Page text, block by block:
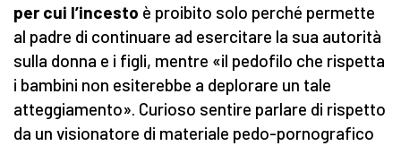
per cui l’incesto è proibito solo perché permette
al padre di continuare ad esercitare la sua autorità
sulla donna e i figli, mentre «il pedofilo che rispetta
i bambini non esiterebbe a deplorare un tale
atteggiamento». Curioso sentire parlare di rispetto
da un visionatore di materiale pedo-pornografico